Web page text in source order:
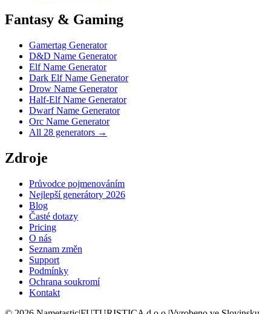
Fantasy & Gaming
Gamertag Generator
D&D Name Generator
Elf Name Generator
Dark Elf Name Generator
Drow Name Generator
Half-Elf Name Generator
Dwarf Name Generator
Orc Name Generator
All 28 generators →
Zdroje
Průvodce pojmenováním
Nejlepší generátory 2026
Blog
Časté dotazy
Pricing
O nás
Seznam změn
Support
Podmínky
Ochrana soukromí
Kontakt